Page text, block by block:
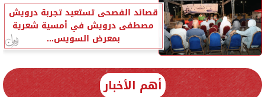
قصائد الفصحى تستعيد تجربة درويش
مصطفى درويش في أمسية شعرية
بمعرض السويس...
أهم الأخبار